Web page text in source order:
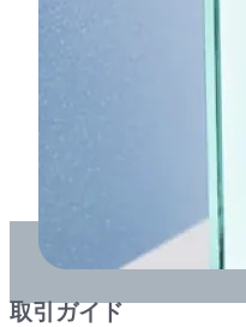
取引ガイド